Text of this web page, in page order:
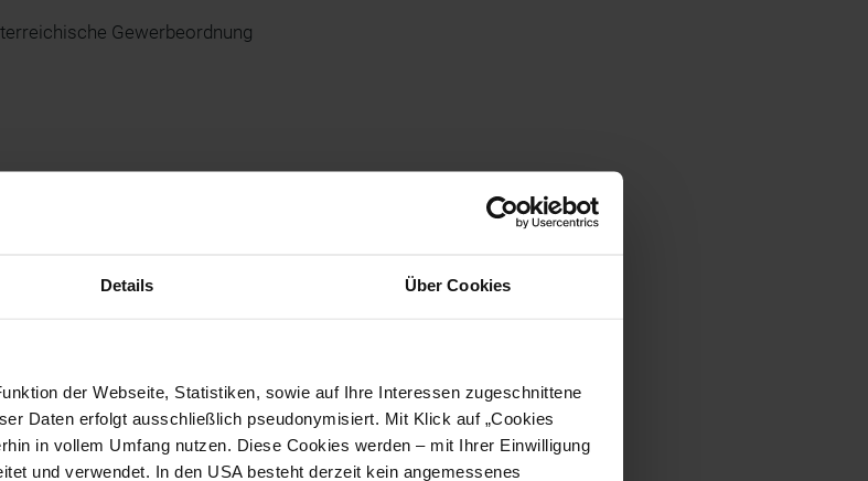
Details Über Cookies
der Webseite, Statistiken, sowie auf Ihre Interessen zugeschnittene
Daten erfolgt ausschließlich pseudonymisiert. Mit Klick auf „Cookies
in vollem Umfang nutzen. Diese Cookies werden – mit Ihrer Einwilligung
und verwendet. In den USA besteht derzeit kein angemessenes
Gewerbeordnung
für Passagier- und Fahrgastrechte
hat die EU eine Online-
können. Die Plattform finden Sie